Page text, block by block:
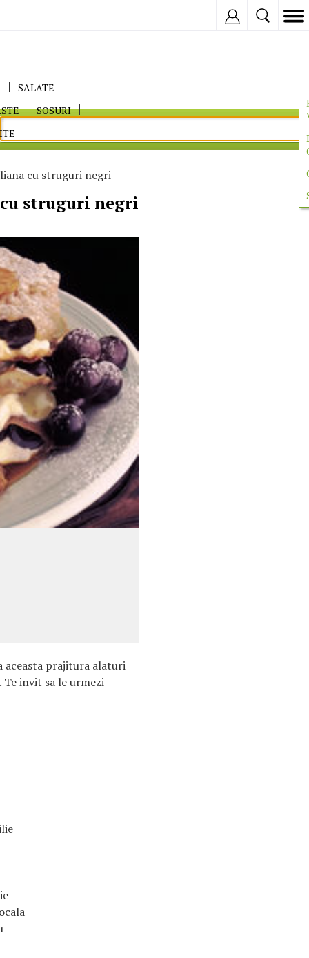
SALATE
SOSURI
cu struguri negri
struguri negri
aceasta prajitura alaturi
Te invit sa le urmezi